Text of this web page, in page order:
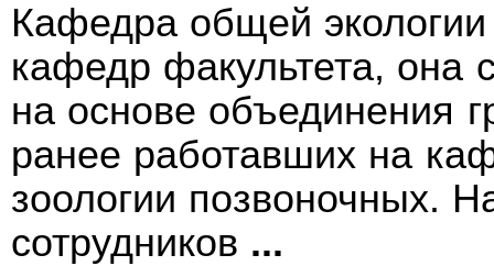
Кафедра общей
кафедр факультета, она
на основе объединения
ранее работавших на
зоологии позвоночных.
сотрудников ...